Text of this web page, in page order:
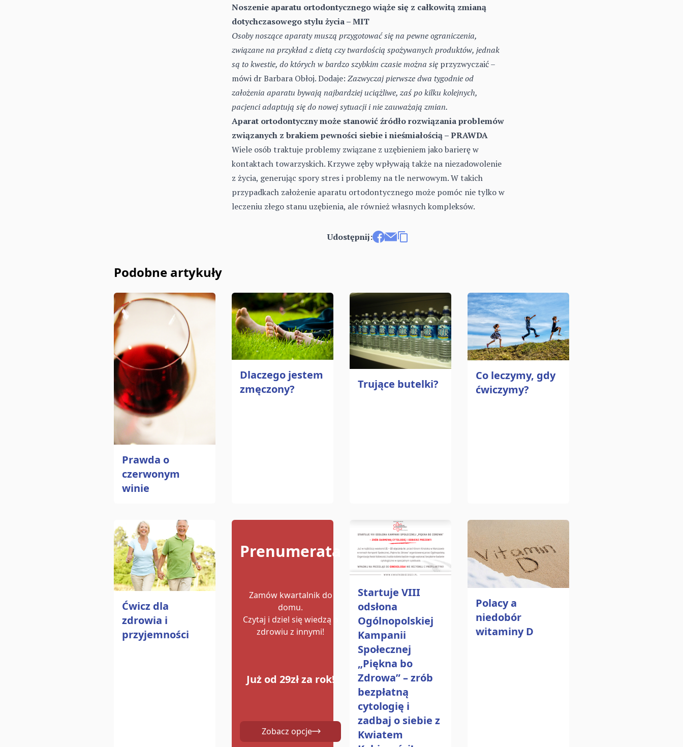
Noszenie aparatu ortodontycznego wiąże się z całkowitą zmianą
dotychczasowego stylu życia – MIT
Osoby noszące aparaty muszą przygotować się na pewne ograniczenia,
związane na przykład z dietą czy twardością spożywanych produktów, jednak
są to kwestie, do których w bardzo szybkim czasie można się przyzwyczaić –
mówi dr Barbara Obłoj. Dodaje: Zazwyczaj pierwsze dwa tygodnie od
założenia aparatu bywają najbardziej uciążliwe, zaś po kilku kolejnych,
pacjenci adaptują się do nowej sytuacji i nie zauważają zmian.
Aparat ortodontyczny może stanowić źródło rozwiązania problemów
związanych z brakiem pewności siebie i nieśmiałością – PRAWDA
Wiele osób traktuje problemy związane z uzębieniem jako barierę w
kontaktach towarzyskich. Krzywe zęby wpływają także na niezadowolenie
z życia, generując spory stres i problemy na tle nerwowym. W takich
przypadkach założenie aparatu ortodontycznego może pomóc nie tylko w
leczeniu złego stanu uzębienia, ale również własnych kompleksów.
Udostępnij:
Podobne artykuły
Prawda o
czerwonym
winie
Dlaczego jestem
zmęczony?
Trujące butelki?
Co leczymy, gdy
ćwiczymy?
Ćwicz dla
zdrowia i
przyjemności
Prenumerata
Zamów kwartalnik do
domu.
Czytaj i dziel się wiedzą o
zdrowiu z innymi!
Już od 29zł za rok!
Zobacz opcje
Startuje VIII
odsłona
Ogólnopolskiej
Kampanii
Społecznej
„Piękna bo
Zdrowa” – zrób
bezpłatną
cytologię i
zadbaj o siebie z
Kwiatem
Polacy a
niedobór
witaminy D